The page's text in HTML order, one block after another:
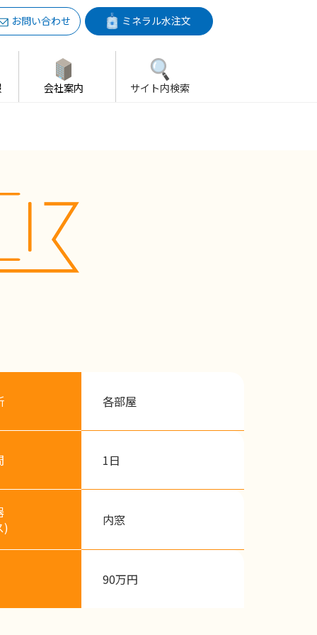
お問い合わせ ミネラル水注文
会社案内 サイト内検索
各部屋
1日
)
内窓
90万円